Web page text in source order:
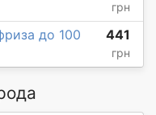
грн
до 100
441
грн